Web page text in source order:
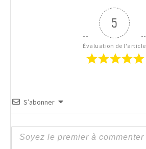
5
Évaluation de l'article
S’abonner